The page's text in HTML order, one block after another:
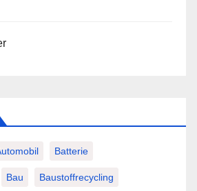
Batterie
Bau Baustoffrecycling